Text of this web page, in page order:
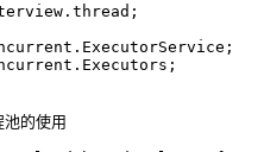
的使用